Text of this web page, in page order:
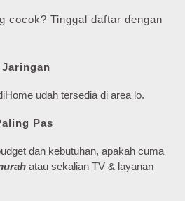
cocok? Tinggal daftar dengan
udah tersedia di area lo.
Pas
dan kebutuhan, apakah cuma
atau sekalian TV & layanan